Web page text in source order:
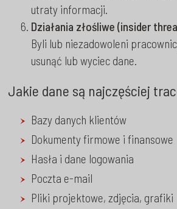
utraty informacji.
Działania złośliwe (insider
Byli lub niezadowoleni
usunąć lub wyciec dane.
Jakie dane są najczęściej
Bazy danych klientów
Dokumenty firmowe i finansowe
Hasła i dane logowania
Poczta e-mail
Pliki projektowe, zdjęcia, grafiki